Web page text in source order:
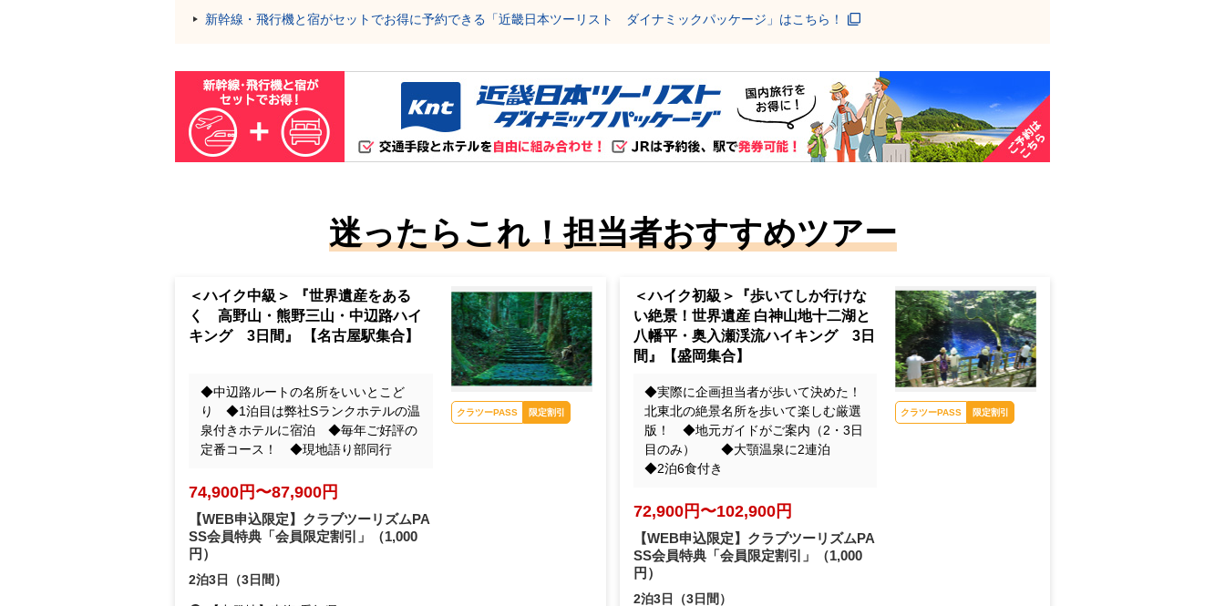
新幹線・飛行機と宿がセットでお得に予約できる「近畿日本ツーリスト ダイナミックパッケージ」はこちら！
迷ったらこれ！担当者おすすめツアー
熊野古道・大門坂（イメ
ージ）
＜ハイク中級＞ 『世界遺産をある
く 高野山・熊野三山・中辺路ハイ
キング 3日間』 【名古屋駅集合】
◆中辺路ルートの名所をいいとこど
り ◆1泊目は弊社Sランクホテルの温
泉付きホテルに宿泊 ◆毎年ご好評の
定番コース！ ◆現地語り部同行
74,900円〜87,900円
【WEB申込限定】クラブツーリズムPA
SS会員特典「会員限定割引」
（1,000
円）
2泊3日（3日間）
白神山地の青池(イメー
ジ)
＜ハイク初級＞『歩いてしか行けな
い絶景！世界遺産 白神山地十二湖と
八幡平・奥入瀬渓流ハイキング 3日
間』【盛岡集合】
◆実際に企画担当者が歩いて決めた！
北東北の絶景名所を歩いて楽しむ厳選
版！ ◆地元ガイドがご案内（2・3日
目のみ） ◆大顎温泉に2連泊
◆2泊6食付き
72,900円〜102,900円
【WEB申込限定】クラブツーリズムPA
SS会員特典「会員限定割引」
（1,000
円）
2泊3日（3日間）